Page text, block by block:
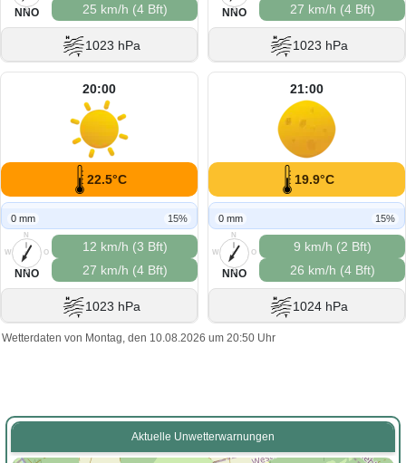
S
NNO
25 km/h (4 Bft)
1023 hPa
S
NNO
27 km/h (4 Bft)
1023 hPa
20:00
22.5°C
0 mm 15%
N
O
S
W
NNO
12 km/h (3 Bft)
27 km/h (4 Bft)
1023 hPa
21:00
19.9°C
0 mm 15%
N
O
S
W
NNO
9 km/h (2 Bft)
26 km/h (4 Bft)
1024 hPa
Wetterdaten von Montag, den 10.08.2026 um 20:50 Uhr
Aktuelle Unwetterwarnungen